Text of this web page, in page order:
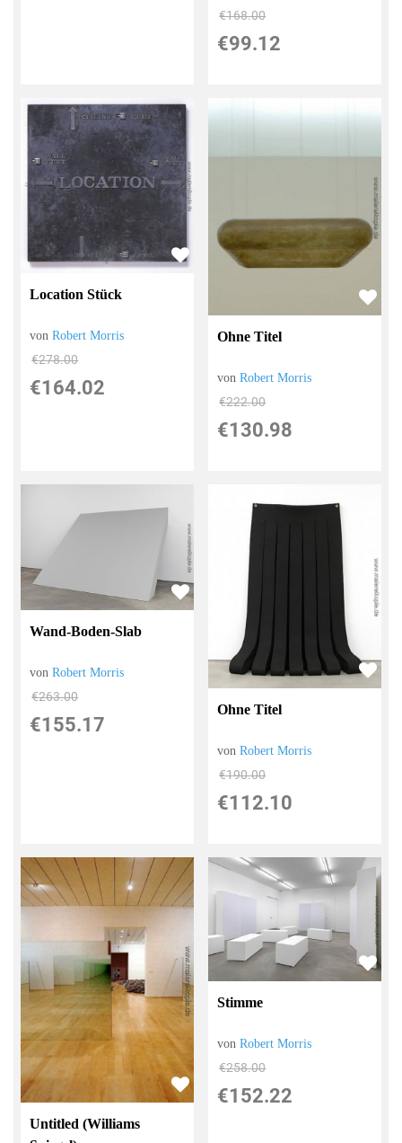
€168.00
€99.12
Location Stück
vonRobert Morris
€278.00
€164.02
Ohne Titel
vonRobert Morris
€222.00
€130.98
Wand-Boden-Slab
vonRobert Morris
€263.00
€155.17
Ohne Titel
vonRobert Morris
€190.00
€112.10
Untitled (Williams
Stimme
vonRobert Morris
€258.00
€152.22